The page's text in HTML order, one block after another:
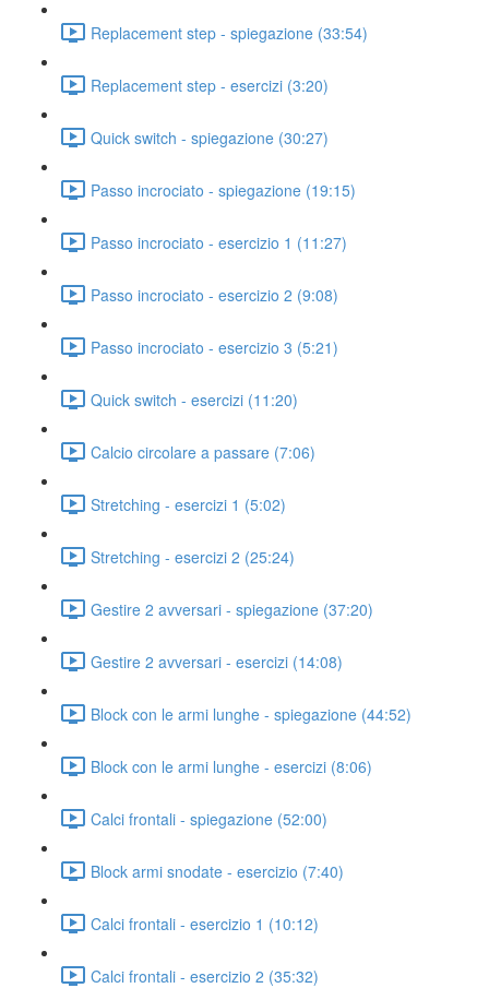
Replacement step - spiegazione (33:54)
Replacement step - esercizi (3:20)
Quick switch - spiegazione (30:27)
Passo incrociato - spiegazione (19:15)
Passo incrociato - esercizio 1 (11:27)
Passo incrociato - esercizio 2 (9:08)
Passo incrociato - esercizio 3 (5:21)
Quick switch - esercizi (11:20)
Calcio circolare a passare (7:06)
Stretching - esercizi 1 (5:02)
Stretching - esercizi 2 (25:24)
Gestire 2 avversari - spiegazione (37:20)
Gestire 2 avversari - esercizi (14:08)
Block con le armi lunghe - spiegazione (44:52)
Block con le armi lunghe - esercizi (8:06)
Calci frontali - spiegazione (52:00)
Block armi snodate - esercizio (7:40)
Calci frontali - esercizio 1 (10:12)
Calci frontali - esercizio 2 (35:32)